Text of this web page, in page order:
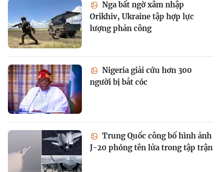
Nga bất ngờ xâm nhập
Orikhiv, Ukraine tập hợp lực
lượng phản công
Nigeria giải cứu hơn 300
người bị bắt cóc
Trung Quốc công bố hình ảnh
J-20 phóng tên lửa trong tập trận